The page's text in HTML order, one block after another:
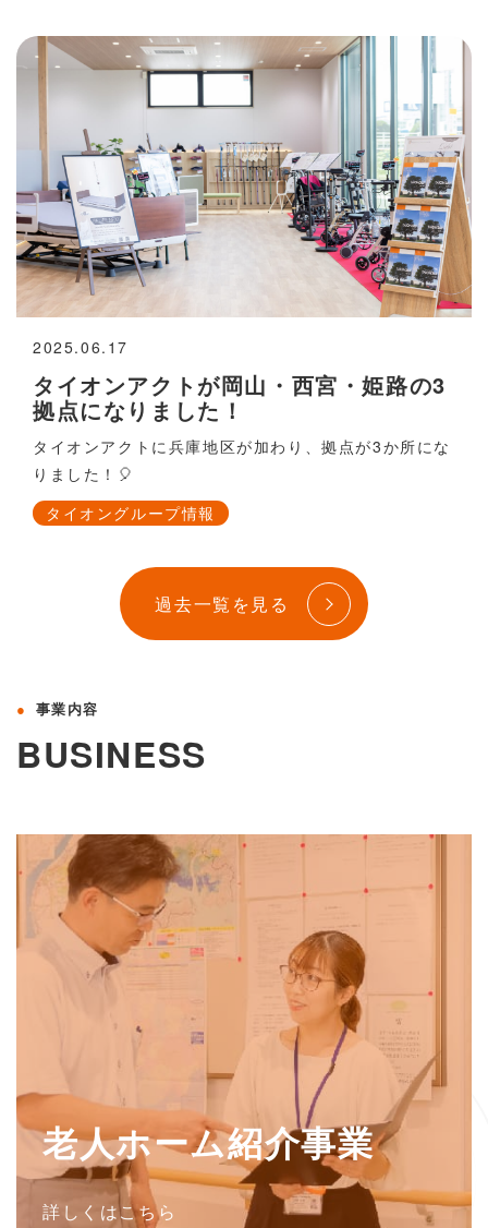
タイオンアクトが岡山・西宮・姫路の3
拠点になりました！
2025.06.17
タイオンアクトに兵庫地区が加わり、拠点が3か所にな
りました！🎈
タイオングループ情報
過去一覧を見る
BUSINESS
事業内容
老人ホーム紹介事業
詳しくはこちら